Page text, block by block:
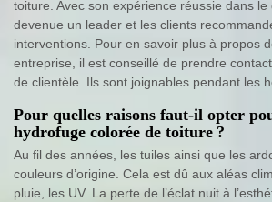
toiture. Avec son expérience réussie dans
devenue un leader et les clients
interventions. Pour en savoir plus à propos
entreprise, il est conseillé de prendre
de clientèle. Ils sont joignables pendant les
Pour quelles raisons faut-il opter
hydrofuge colorée de toiture ?
Au fil des années, les tuiles ainsi que les
couleurs d’origine. Cela est dû aux aléas
pluie, les UV. La perte de l’éclat nuit à